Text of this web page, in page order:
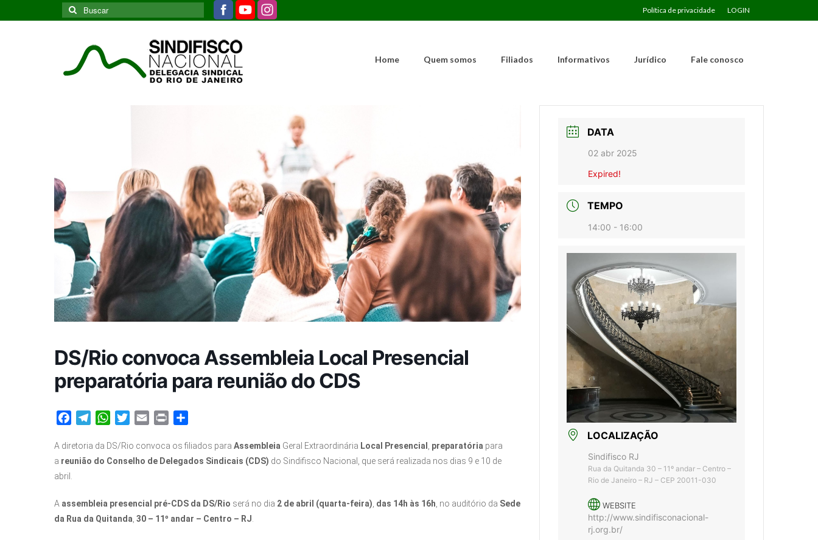
Política de privacidade LOGIN
Buscar
por:
Home Quem somos Filiados Informativos Jurídico Fale conosco
DS/Rio convoca Assembleia Local Presencial
preparatória para reunião do CDS
FacebookTelegramWhatsApp
TwitterEmail Print
A diretoria da DS/Rio convoca os filiados para Assembleia Geral Extraordinária Local Presencial preparatória para
a reunião do Conselho de Delegados Sindicais (CDS) do Sindifisco Nacional, que será realizada nos dias 9 e 10 de
abril.
A assembleia presencial pré-CDS da DS/Rio será no dia 2 de abril (quarta-feira) das 14h às 16h , no auditório da Sede
da Rua da Quitanda 30 – 11º andar – Centro – RJ
DATA
02 abr 2025
Expired!
TEMPO
14:00 - 16:00
LOCALIZAÇÃO
Sindifisco RJ
Rua da Quitanda 30 – 11º andar – Centro –
Rio de Janeiro – RJ – CEP 20011-030
WEBSITE
http://www.sindifisconacional-
rj.org.br/